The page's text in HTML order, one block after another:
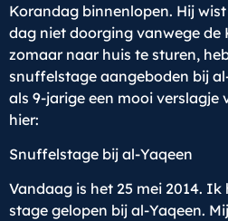
Korandag binnenlopen. Hij
dag niet doorging vanwege de
zomaar naar huis te sturen,
snuffelstage aangeboden bij
als 9-jarige een mooi verslagje
hier:
Snuffelstage bij al-Yaqeen
Vandaag is het 25 mei 2014.
stage gelopen bij al-Yaqeen.